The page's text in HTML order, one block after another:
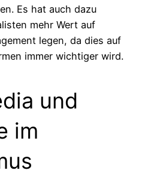
Es hat auch dazu
mehr Wert auf
legen, da dies auf
immer wichtiger wird.
und
im